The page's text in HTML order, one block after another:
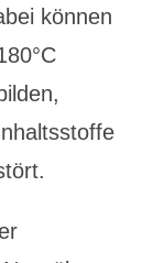
können